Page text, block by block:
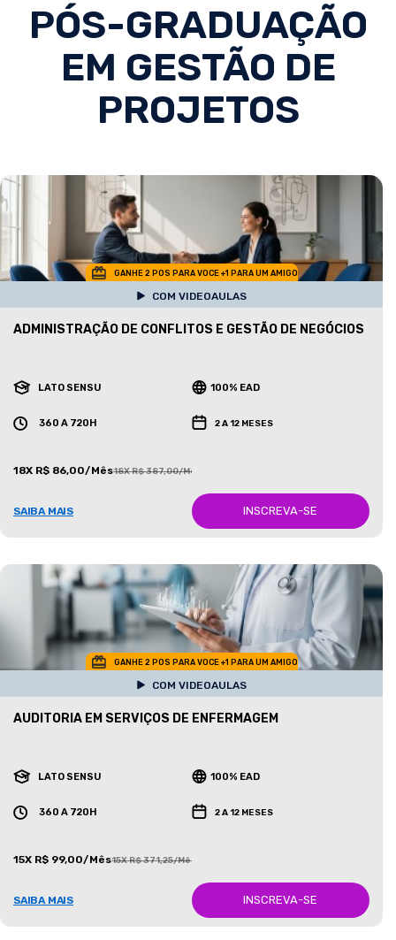
PÓS-GRADUAÇÃO
EM GESTÃO DE
PROJETOS
GANHE 2 POS PARA VOCE +1 PARA UM AMIGO
COM VIDEOAULAS
ADMINISTRAÇÃO DE CONFLITOS E GESTÃO DE NEGÓCIOS
LATO SENSU 100% EAD
360 A 720H 2 A 12 MESES
18X R$ 86,00/Mês18X R$ 387,00/Mês
SAIBA MAIS INSCREVA-SE
GANHE 2 POS PARA VOCE +1 PARA UM AMIGO
COM VIDEOAULAS
AUDITORIA EM SERVIÇOS DE ENFERMAGEM
LATO SENSU 100% EAD
360 A 720H 2 A 12 MESES
15X R$ 99,00/Mês15X R$ 371,25/Mês
SAIBA MAIS INSCREVA-SE